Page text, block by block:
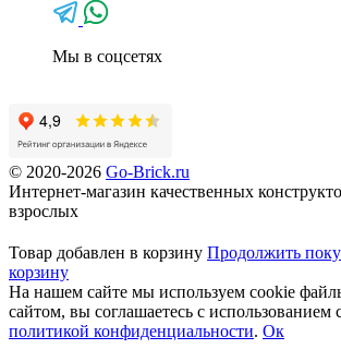
Мы в соцсетях
© 2020-2026 Go-Brick.ru
Интернет-магазин качественных
взрослых
Товар добавлен в корзину Продолжить
корзину
На нашем сайте мы используем cookie
сайтом, вы соглашаетесь с использованием
политикой конфиденциальности. Ок